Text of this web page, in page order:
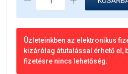
Üzleteinkben az elektronikus
kizárólag átutalással érhető el,
fizetésre nincs lehetőség.